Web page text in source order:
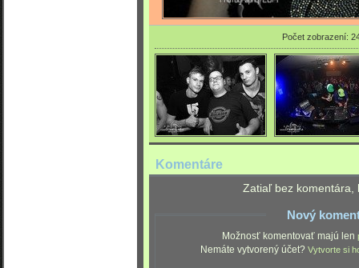
Počet zobrazení:
Komentáre
Zatiaľ bez komentára,
Nový
Možnosť komentovať majú len
Nemáte vytvorený účet? Vytvorte si